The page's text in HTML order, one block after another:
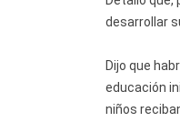
desarrollar
Dijo que
educación
niños